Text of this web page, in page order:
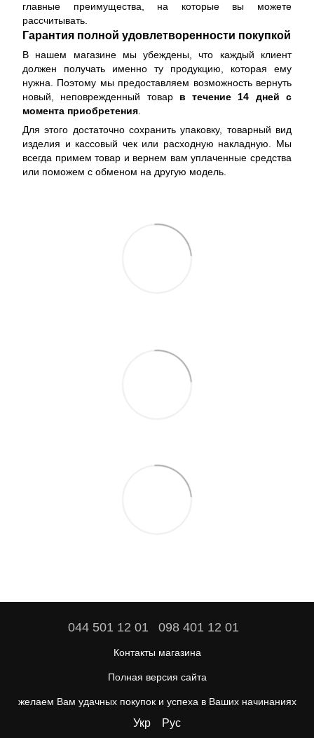
главные преимущества, на которые вы можете
рассчитывать.
Гарантия полной удовлетворенности покупкой
В нашем магазине мы убеждены, что каждый клиент
должен получать именно ту продукцию, которая ему
нужна. Поэтому мы предоставляем возможность вернуть
новый, неповрежденный товар в течение 14 дней с
момента приобретения
Для этого достаточно сохранить упаковку, товарный вид
изделия и кассовый чек или расходную накладную. Мы
всегда примем товар и вернем вам уплаченные средства
или поможем с обменом на другую модель.
044 501 12 01 098 401 12 01
Контакты магазина
Полная версия сайта
желаем Вам удачных покупок и успеха в Ваших начинаниях
Укр Рус